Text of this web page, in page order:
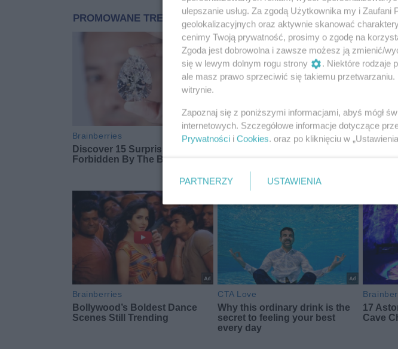
ulepszanie usług. Za zgodą Użytkownika my i
geolokalizacyjnych oraz aktywnie skanować
cenimy Twoją prywatność, prosimy o zgodę na
Zgoda jest dobrowolna i zawsze możesz ją zmienić/
się w lewym dolnym rogu strony
. Niektóre rodzaje
ale masz prawo sprzeciwić się takiemu
witrynie.
Zapoznaj się z poniższymi informacjami, abyś mógł
internetowych. Szczegółowe informacje dotyczące
Prywatności i Cookies. oraz po kliknięciu w
PARTNERZY USTAWIENIA